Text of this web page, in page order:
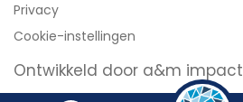
Privacy
Cookie-instellingen
Ontwikkeld door a&m impact